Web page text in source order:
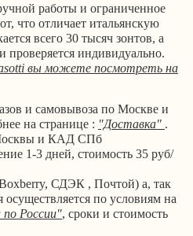
работы и ограниченное
что отличает итальянскую
всего 30 тысяч зонтов, а
проверяется индивидуально.
вы можете посмотреть на
и самовывоза по Москве и
на странице : "Доставка" .
и КАД СПб
1-3 дней, стоимость 35 руб/
СДЭК , Почтой) а, так
по условиям на
России", сроки и стоимость